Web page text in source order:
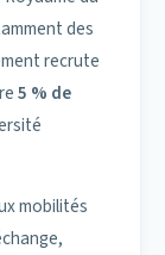
;
des
recrute
5 % de
mobilités